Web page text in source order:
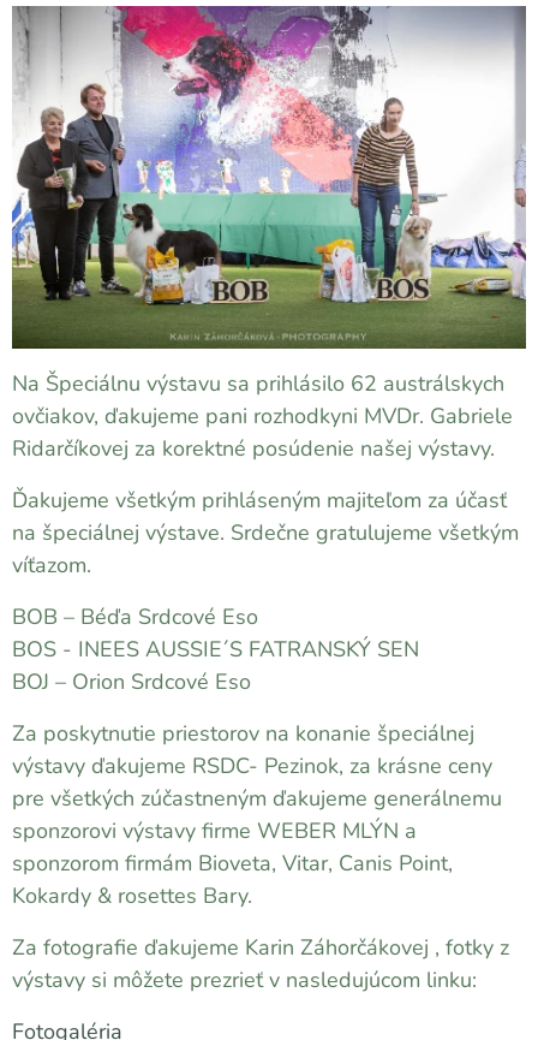
Na Špeciálnu výstavu sa prihlásilo 62 austrálskych
ovčiakov, ďakujeme pani rozhodkyni MVDr. Gabriele
Ridarčíkovej za korektné posúdenie našej výstavy.
Ďakujeme všetkým prihláseným majiteľom za účasť
na špeciálnej výstave. Srdečne gratulujeme všetkým
víťazom.
BOB – Béďa Srdcové Eso
BOS - INEES AUSSIE´S FATRANSKÝ SEN
BOJ – Orion Srdcové Eso
Za poskytnutie priestorov na konanie špeciálnej
výstavy ďakujeme RSDC- Pezinok, za krásne ceny
pre všetkých zúčastneným ďakujeme generálnemu
sponzorovi výstavy firme WEBER MLÝN a
sponzorom firmám Bioveta, Vitar, Canis Point,
Kokardy & rosettes Bary.
Za fotografie ďakujeme Karin Záhorčákovej , fotky z
výstavy si môžete prezrieť v nasledujúcom linku:
Fotogaléria